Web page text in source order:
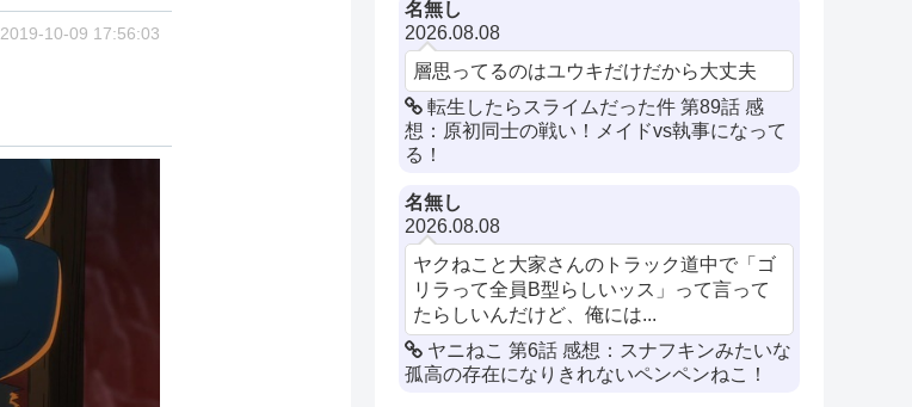
2019-10-09 17:56:03
名無し
2026.08.08
層思ってるのはユウキだけだから大丈夫
転生したらスライムだった件 第89話 感
想：原初同士の戦い！メイドvs執事になって
る！
名無し
2026.08.08
ヤクねこと大家さんのトラック道中で「ゴ
リラって全員B型らしいッス」って言って
たらしいんだけど、俺には...
ヤニねこ 第6話 感想：スナフキンみたいな
孤高の存在になりきれないペンペンねこ！